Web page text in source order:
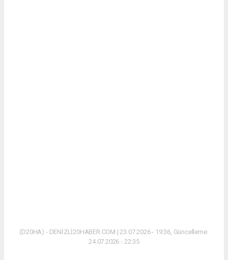
(D20HA) - DENİZLİ20HABER.COM | 23.07.2026 - 19:36, Güncelleme:
24.07.2026 - 22:35